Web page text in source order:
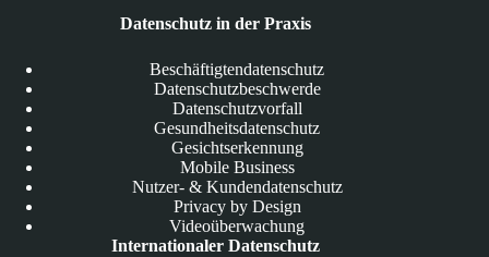
Datenschutz in der Praxis
Beschäftigtendatenschutz
Datenschutzbeschwerde
Datenschutzvorfall
Gesundheitsdatenschutz
Gesichtserkennung
Mobile Business
Nutzer- & Kundendatenschutz
Privacy by Design
Videoüberwachung
Internationaler Datenschutz